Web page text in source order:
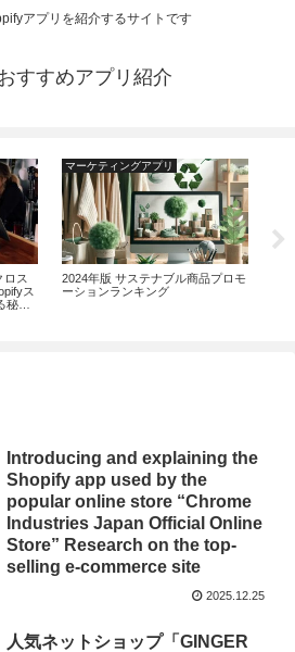
アプリを紹介するサイトです
すすめアプリ紹介
ロス
ス
秘
マーケティングアプリ
2024年版 サステナブル商品プロモ
ーションランキング
Introducing and explaining the
Shopify app used by the
popular online store “Chrome
Industries Japan Official Online
Store” Research on the top-
selling e-commerce site
2025.12.25
人気ネットショップ「GINGER